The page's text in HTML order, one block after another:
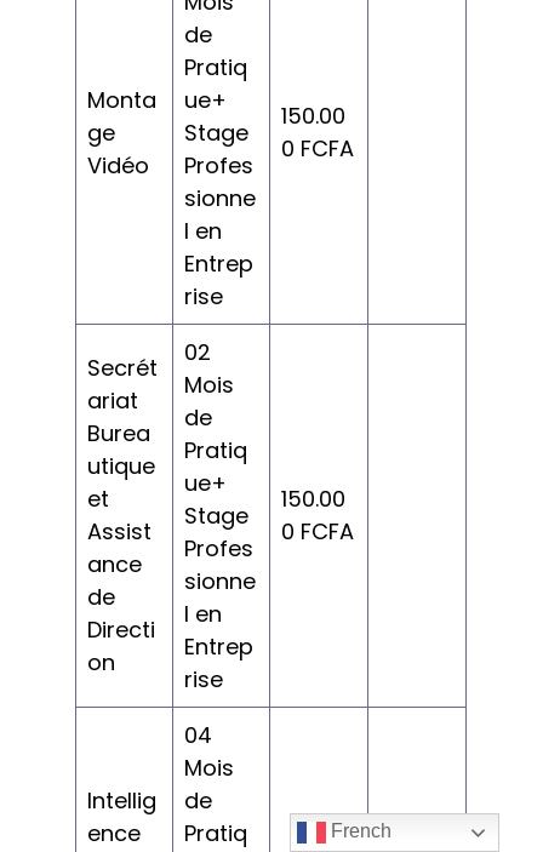
Monta
ge
Vidéo
de
Pratiq
ue+
Stage
Profes
sionne
l en
Entrep
rise
150.00
0 FCFA
Secrét
ariat
Burea
utique
et
Assist
ance
de
Directi
on
02
Mois
de
Pratiq
ue+
Stage
Profes
sionne
l en
Entrep
rise
150.00
0 FCFA
Intellig
ence
04
Mois
de
Pratiq
French